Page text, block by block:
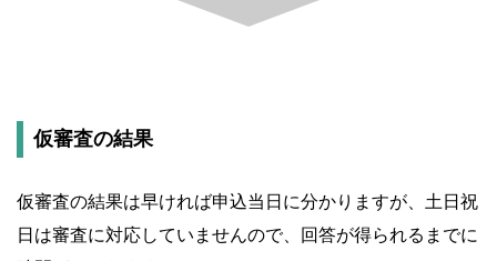
仮審査の結果
仮審査の結果は早ければ申込当日に分かりますが、土日祝
日は審査に対応していませんので、回答が得られるまでに